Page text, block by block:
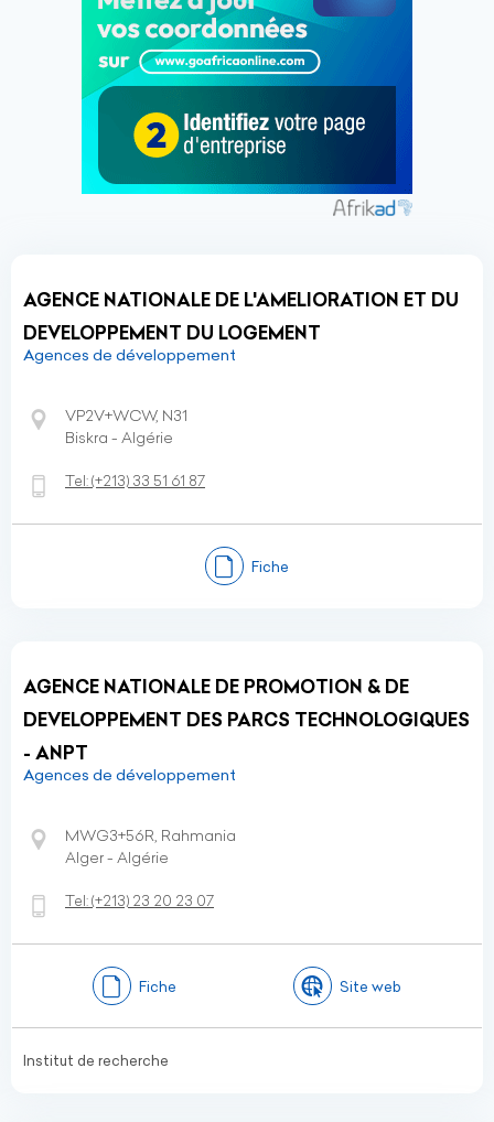
AGENCE NATIONALE DE L'AMELIORATION ET DU
DEVELOPPEMENT DU LOGEMENT
Agences de développement
VP2V+WCW, N31
Biskra - Algérie
Tel:(+213) 33 51 61 87
Fiche
AGENCE NATIONALE DE PROMOTION & DE
DEVELOPPEMENT DES PARCS TECHNOLOGIQUES
- ANPT
Agences de développement
MWG3+56R, Rahmania
Alger - Algérie
Tel:(+213) 23 20 23 07
Fiche Site web
Institut de recherche